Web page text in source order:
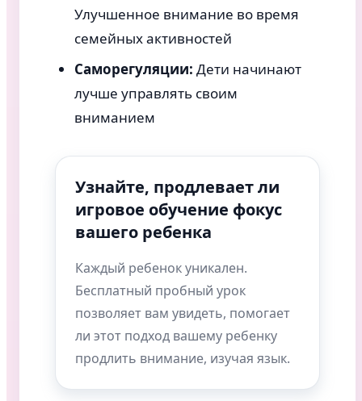
Улучшенное внимание во время
семейных активностей
Саморегуляции: Дети начинают
лучше управлять своим
вниманием
Узнайте, продлевает ли
игровое обучение фокус
вашего ребенка
Каждый ребенок уникален.
Бесплатный пробный урок
позволяет вам увидеть, помогает
ли этот подход вашему ребенку
продлить внимание, изучая язык.